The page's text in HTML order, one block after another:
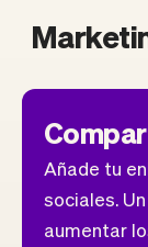
Añade tu
sociales.
aumentar